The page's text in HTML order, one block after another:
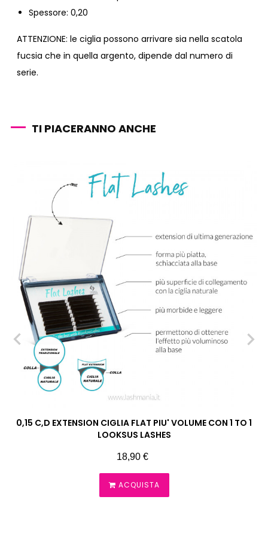
Spessore: 0,20
ATTENZIONE: le ciglia possono arrivare sia nella scatola
fucsia che in quella argento, dipende dal numero di
serie.
TI PIACERANNO ANCHE
0,15 C,D EXTENSION CIGLIA FLAT PIU' VOLUME CON 1 TO 1
LOOKSUS LASHES
Prezzo
18,90 €
ACQUISTA